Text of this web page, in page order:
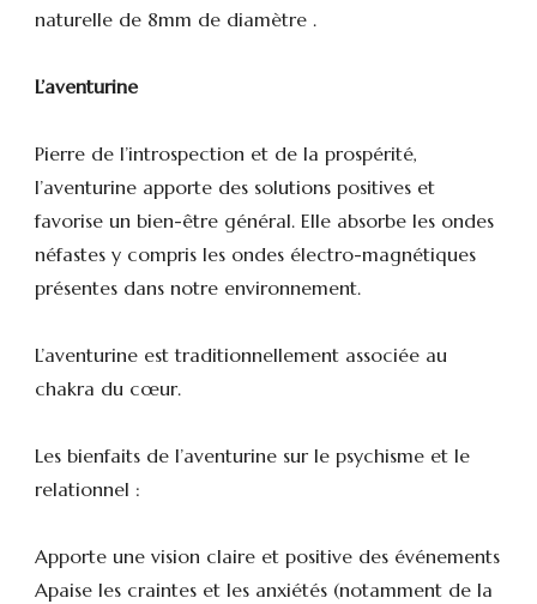
naturelle de 8mm de diamètre .
L’aventurine
Pierre de l’introspection et de la prospérité,
l’aventurine apporte des solutions positives et
favorise un bien-être général. Elle absorbe les ondes
néfastes y compris les ondes électro-magnétiques
présentes dans notre environnement.
L’aventurine est traditionnellement associée au
chakra du cœur.
Les bienfaits de l’aventurine sur le psychisme et le
relationnel :
Apporte une vision claire et positive des événements
Apaise les craintes et les anxiétés (notamment de la